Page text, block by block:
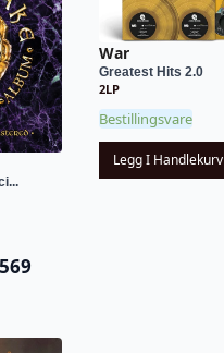
569
War
Greatest Hits 2.0
2LP
Bestillingsvare
Legg I Handlekurv